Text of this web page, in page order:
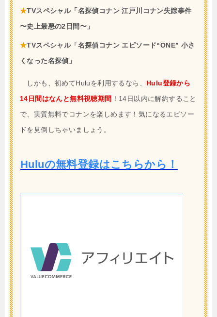
★TVスペシャル「名探偵コナン 江戸川コナン失踪事件
〜史上最悪の2日間〜」
★TVスペシャル「名探偵コナン エピソード“ONE” 小さ
くなった名探偵」
しかも、初めてHuluを利用するなら、 Hulu登録から
14日間はなんと無料視聴期間 ！14日以内に解約すること
で、実質無料でコナンを楽しめます！気になるエピソー
ドを見倒しちゃいましょう。
Huluの無料登録はこちらから！